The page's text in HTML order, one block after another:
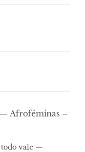
Afroféminas –
todo vale —